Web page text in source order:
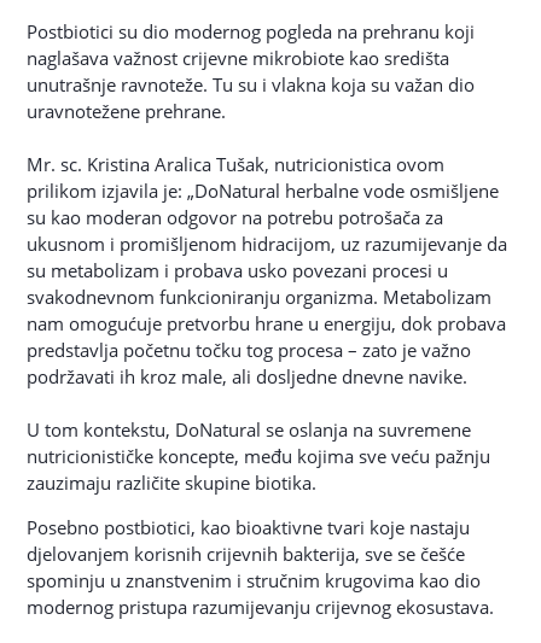
Postbiotici su dio modernog pogleda na prehranu koji
naglašava važnost crijevne mikrobiote kao središta
unutrašnje ravnoteže. Tu su i vlakna koja su važan dio
uravnotežene prehrane.
Mr. sc. Kristina Aralica Tušak, nutricionistica ovom
prilikom izjavila je: „DoNatural herbalne vode osmišljene
su kao moderan odgovor na potrebu potrošača za
ukusnom i promišljenom hidracijom, uz razumijevanje da
su metabolizam i probava usko povezani procesi u
svakodnevnom funkcioniranju organizma. Metabolizam
nam omogućuje pretvorbu hrane u energiju, dok probava
predstavlja početnu točku tog procesa – zato je važno
podržavati ih kroz male, ali dosljedne dnevne navike.
U tom kontekstu, DoNatural se oslanja na suvremene
nutricionističke koncepte, među kojima sve veću pažnju
zauzimaju različite skupine biotika.
Posebno postbiotici, kao bioaktivne tvari koje nastaju
djelovanjem korisnih crijevnih bakterija, sve se češće
spominju u znanstvenim i stručnim krugovima kao dio
modernog pristupa razumijevanju crijevnog ekosustava.